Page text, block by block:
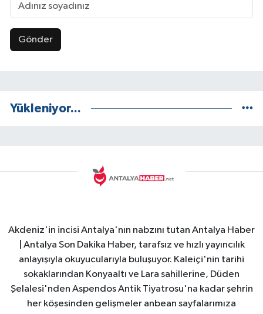
Gönder
Yükleniyor...
Akdeniz'in incisi Antalya'nın nabzını tutan Antalya Haber
| Antalya Son Dakika Haber, tarafsız ve hızlı yayıncılık
anlayışıyla okuyucularıyla buluşuyor. Kaleiçi'nin tarihi
sokaklarından Konyaaltı ve Lara sahillerine, Düden
Şelalesi'nden Aspendos Antik Tiyatrosu'na kadar şehrin
her köşesinden gelişmeler anbean sayfalarımıza